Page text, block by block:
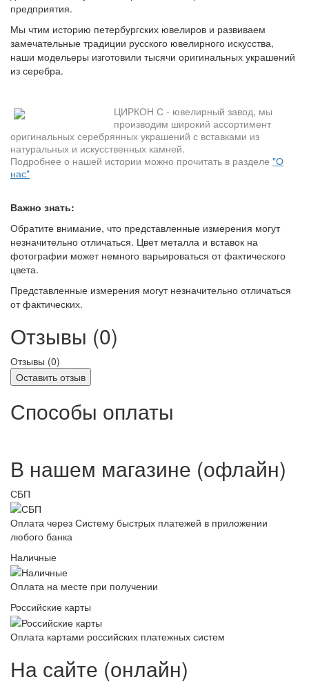
предприятия.
Мы чтим историю петербургских ювелиров и развиваем
замечательные традиции русского ювелирного искусства,
наши модельеры изготовили тысячи оригинальных украшений
из серебра.
ЦИРКОН С - ювелирный завод, мы
производим широкий ассортимент
оригинальных серебрянных украшений с вставками из
натуральных и искусственных камней.
Подробнее о нашей истории можно прочитать в разделе "О
нас"
Важно знать:
Обратите внимание, что представленные измерения могут
незначительно отличаться. Цвет металла и вставок на
фотографии может немного варьироваться от фактического
цвета.
Представленные измерения могут незначительно отличаться
от фактических.
Отзывы (0)
Отзывы (0)
Оставить отзыв
Способы оплаты
В нашем магазине (офлайн)
СБП
Оплата через Систему быстрых платежей в приложении
любого банка
Наличные
Оплата на месте при получении
Российские карты
Оплата картами российских платежных систем
На сайте (онлайн)